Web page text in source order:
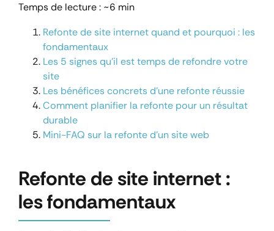
Temps de lecture : ~6 min
Refonte de site internet quand et pourquoi : les
fondamentaux
Les 5 signes qu’il est temps de refondre votre
site
Les bénéfices concrets d’une refonte réussie
Comment planifier la refonte pour un résultat
durable
Mini-FAQ sur la refonte d’un site web
Refonte de site internet :
les fondamentaux